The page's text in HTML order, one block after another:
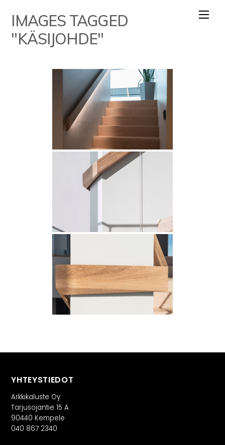
content
IMAGES TAGGED
"KÄSIJOHDE"
YHTEYSTIEDOT
Arkkikaluste Oy
Tarjusojantie 15 A
90440 Kempele
040 867 2340